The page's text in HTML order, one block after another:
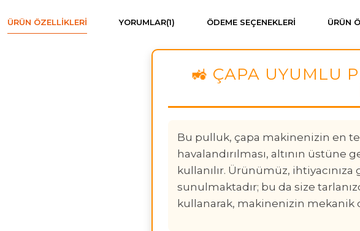
ÜRÜN ÖZELLIKLERI YORUMLAR(1) ÖDEME SEÇENEKLERI ÜRÜN
🚜 ÇAPA UYUMLU
Bu pulluk, çapa makinenizin en
havalandırılması, altının
kullanılır. Ürünümüz, ihtiyacınıza
sunulmaktadır; bu da size
kullanarak, makinenizin mekanik